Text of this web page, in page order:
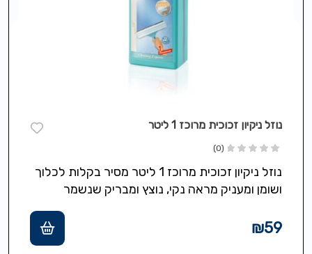
נוזל ניקיון זכוכית מרוכז 1 ליטר
(0)
נוזל ניקיון זכוכית מרוכז 1 ליטר מסיר בקלות לכלוך
ושומן ומעניק מראה נקי, נוצץ ומבריק שנשמר
₪59